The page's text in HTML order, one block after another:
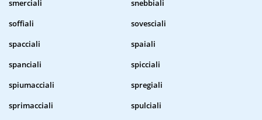
smerciali
snebbiali
soffiali
sovesciali
spacciali
spaiali
spanciali
spicciali
spiumacciali
spregiali
sprimacciali
spulciali